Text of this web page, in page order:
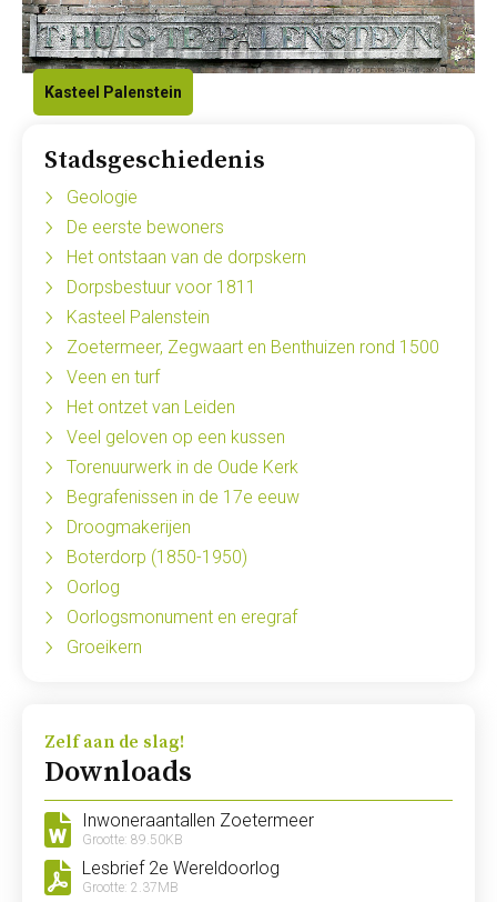
Kasteel Palenstein
Stadsgeschiedenis
Geologie
De eerste bewoners
Het ontstaan van de dorpskern
Dorpsbestuur voor 1811
Kasteel Palenstein
Zoetermeer, Zegwaart en Benthuizen rond 1500
Veen en turf
Het ontzet van Leiden
Veel geloven op een kussen
Torenuurwerk in de Oude Kerk
Begrafenissen in de 17e eeuw
Droogmakerijen
Boterdorp (1850-1950)
Oorlog
Oorlogsmonument en eregraf
Groeikern
Zelf aan de slag!
Downloads
Inwoneraantallen Zoetermeer
Grootte: 89.50KB
Lesbrief 2e Wereldoorlog
Grootte: 2.37MB